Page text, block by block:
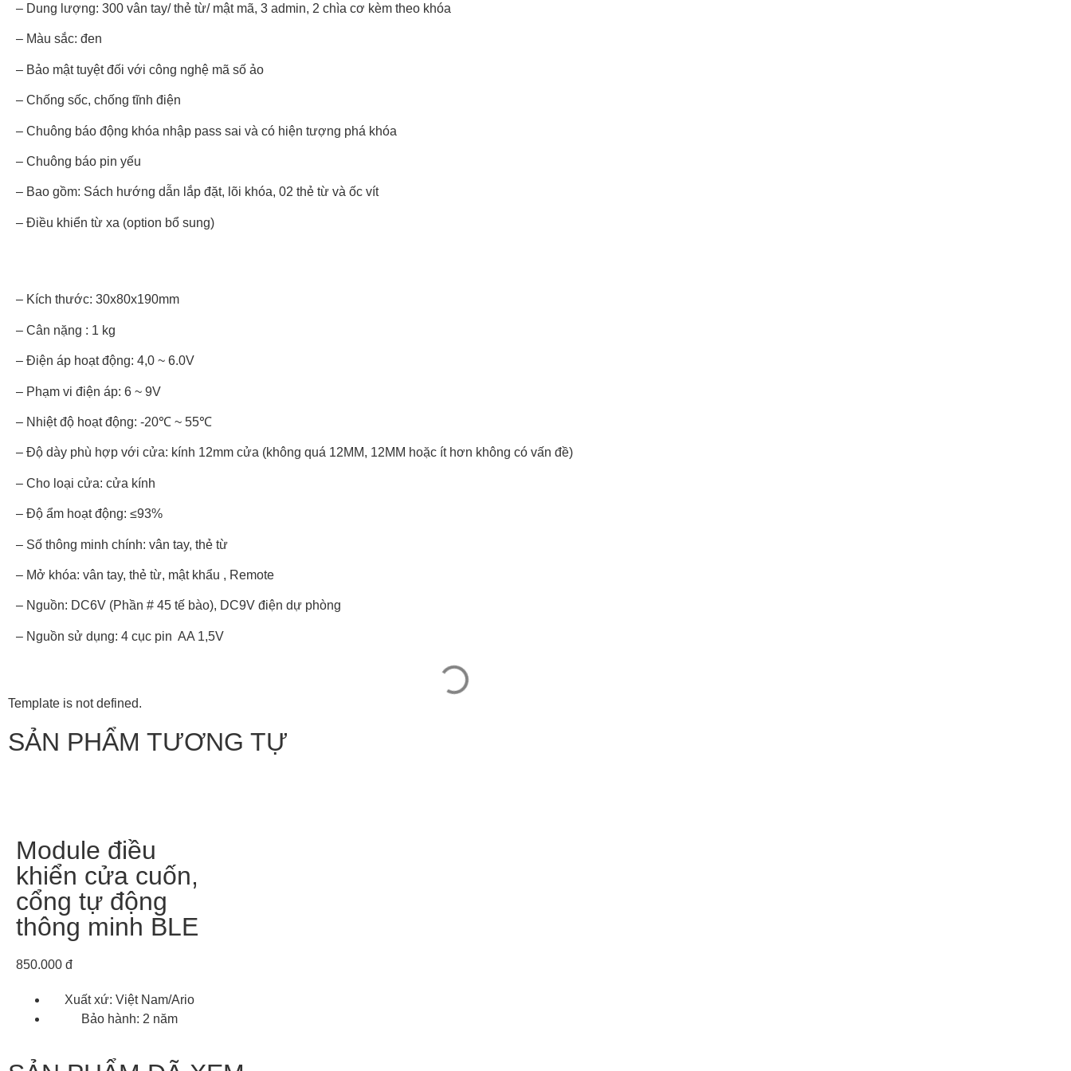
– Dung lượng: 300 vân tay/ thẻ từ/ mật mã, 3 admin, 2 chìa cơ kèm theo khóa
– Màu sắc: đen
– Bảo mật tuyệt đối với công nghệ mã số ảo
– Chống sốc, chống tĩnh điện
– Chuông báo động khóa nhập pass sai và có hiện tượng phá khóa
– Chuông báo pin yếu
– Bao gồm: Sách hướng dẫn lắp đặt, lõi khóa, 02 thẻ từ và ốc vít
– Điều khiển từ xa (option bổ sung)
– Kích thước: 30x80x190mm
– Cân nặng : 1 kg
– Điện áp hoạt động: 4,0 ~ 6.0V
– Phạm vi điện áp: 6 ~ 9V
– Nhiệt độ hoạt động: -20℃ ~ 55℃
– Độ dày phù hợp với cửa: kính 12mm cửa (không quá 12MM, 12MM hoặc ít hơn không có vấn đề)
– Cho loại cửa: cửa kính
– Độ ẩm hoạt động: ≤93%
– Số thông minh chính: vân tay, thẻ từ
– Mở khóa: vân tay, thẻ từ, mật khẩu , Remote
– Nguồn: DC6V (Phần # 45 tế bào), DC9V điện dự phòng
– Nguồn sử dụng: 4 cục pin AA 1,5V
Template is not defined.
SẢN PHẨM TƯƠNG TỰ
Module điều
khiển cửa cuốn,
cổng tự động
thông minh BLE
850.000 đ
Xuất xứ: Việt Nam/Ario
Bảo hành: 2 năm